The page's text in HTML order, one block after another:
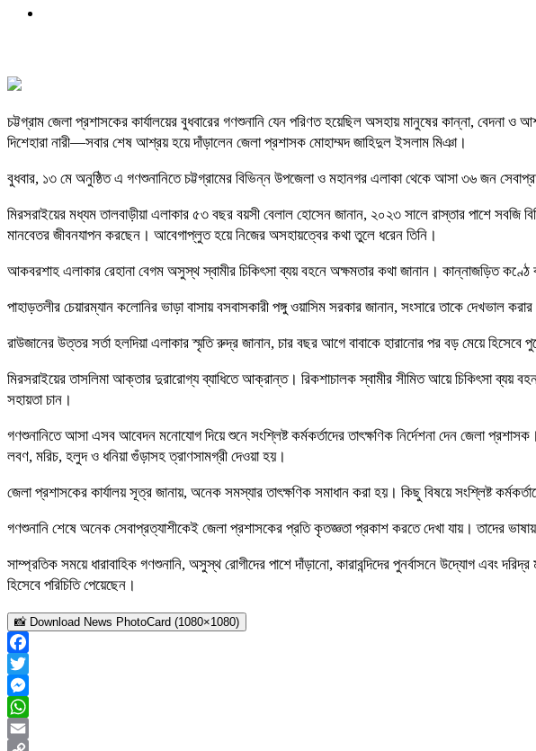
চট্টগ্রাম জেলা প্রশাসকের কার্যালয়ের বুধবারের গণশুনানি যেন পরিণত হয়েছিল অসহায় মানুষের কান্না, বেদনা ও
দিশেহারা নারী—সবার শেষ আশ্রয় হয়ে দাঁড়ালেন জেলা প্রশাসক মোহাম্মদ জাহিদুল ইসলাম মিঞা।
বুধবার, ১৩ মে অনুষ্ঠিত এ গণশুনানিতে চট্টগ্রামের বিভিন্ন উপজেলা ও মহানগর এলাকা থেকে আসা ৩৬ জন
মিরসরাইয়ের মধ্যম তালবাড়ীয়া এলাকার ৫৩ বছর বয়সী বেলাল হোসেন জানান, ২০২৩ সালে রাস্তার পাশে সবজি
মানবেতর জীবনযাপন করছেন। আবেগাপ্লুত হয়ে নিজের অসহায়ত্বের কথা তুলে ধরেন তিনি।
আকবরশাহ এলাকার রেহানা বেগম অসুস্থ স্বামীর চিকিৎসা ব্যয় বহনে অক্ষমতার কথা জানান। কান্নাজড়িত কণ্ঠে
পাহাড়তলীর চেয়ারম্যান কলোনির ভাড়া বাসায় বসবাসকারী পঙ্গু ওয়াসিম সরকার জানান, সংসারে তাকে
রাউজানের উত্তর সর্তা হলদিয়া এলাকার স্মৃতি রুদ্র জানান, চার বছর আগে বাবাকে হারানোর পর বড় মেয়ে
মিরসরাইয়ের তাসলিমা আক্তার দুরারোগ্য ব্যাধিতে আক্রান্ত। রিকশাচালক স্বামীর সীমিত আয়ে চিকিৎসা ব্যয়
সহায়তা চান।
গণশুনানিতে আসা এসব আবেদন মনোযোগ দিয়ে শুনে সংশ্লিষ্ট কর্মকর্তাদের তাৎক্ষণিক নির্দেশনা দেন জেলা
লবণ, মরিচ, হলুদ ও ধনিয়া গুঁড়াসহ ত্রাণসামগ্রী দেওয়া হয়।
জেলা প্রশাসকের কার্যালয় সূত্র জানায়, অনেক সমস্যার তাৎক্ষণিক সমাধান করা হয়। কিছু বিষয়ে সংশ্লিষ্ট
গণশুনানি শেষে অনেক সেবাপ্রত্যাশীকেই জেলা প্রশাসকের প্রতি কৃতজ্ঞতা প্রকাশ করতে দেখা যায়। তাদের
সাম্প্রতিক সময়ে ধারাবাহিক গণশুনানি, অসুস্থ রোগীদের পাশে দাঁড়ানো, কারাবন্দিদের পুনর্বাসনে উদ্যোগ এবং
হিসেবে পরিচিতি পেয়েছেন।
📸 Download News PhotoCard (1080×1080)
Facebook
Twitter
Messenger
WhatsApp